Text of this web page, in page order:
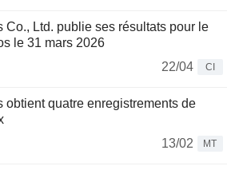
Co., Ltd. publie ses résultats pour le
le 31 mars 2026
22/04
CI
obtient quatre enregistrements de
13/02
MT